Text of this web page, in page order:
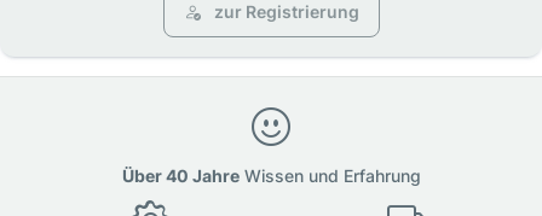
zur Registrierung
Über 40 JahreWissen und Erfahrung